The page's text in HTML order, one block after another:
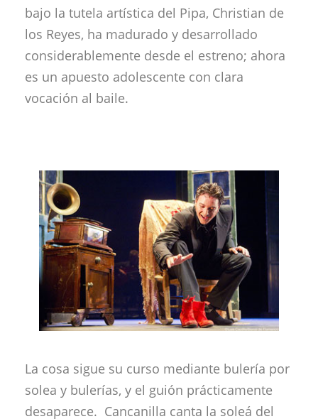
bajo la tutela artística del Pipa, Christian de
los Reyes, ha madurado y desarrollado
considerablemente desde el estreno; ahora
es un apuesto adolescente con clara
vocación al baile.
La cosa sigue su curso mediante bulería por
solea y bulerías, y el guión prácticamente
desaparece. Cancanilla canta la soleá del